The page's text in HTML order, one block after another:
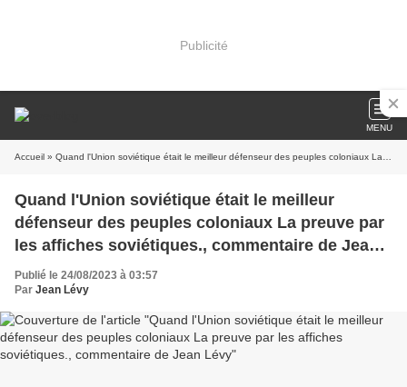
Publicité
MENU
Accueil » Quand l'Union soviétique était le meilleur défenseur des peuples coloniaux La preuve par les affiches soviétiques., commentaire de Jean Lévy
Quand l'Union soviétique était le meilleur
défenseur des peuples coloniaux La preuve par
les affiches soviétiques., commentaire de Jean
Lévy
Publié le 24/08/2023 à 03:57
Par Jean Lévy